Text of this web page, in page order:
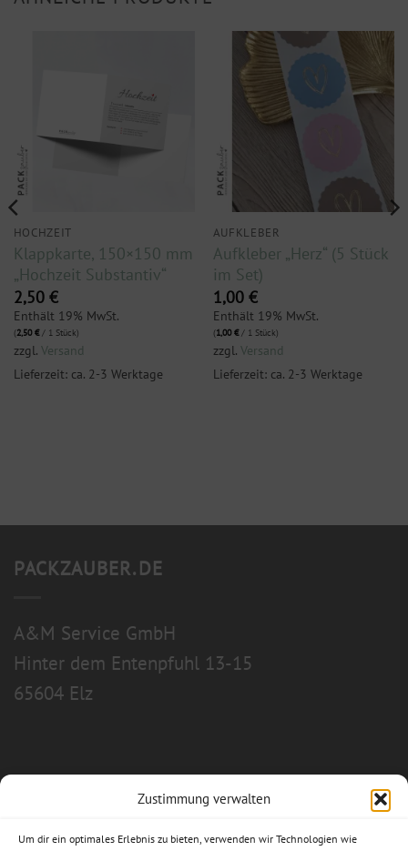
Zustimmung verwalten
Um dir ein optimales Erlebnis zu bieten, verwenden wir Technologien wie
HOCHZEIT
Klappkarte, 150×150 mm
„Hochzeit Substantiv“
2,50 €
Enthält 19% MwSt.
(2,50€/ 1 Stück)
zzgl. Versand
Lieferzeit: ca. 2-3 Werktage
AUFKLEBER
Aufkleber „Herz“ (5 Stück
im Set)
1,00 €
Enthält 19% MwSt.
(1,00€/ 1 Stück)
zzgl. Versand
Lieferzeit: ca. 2-3 Werktage
PACKZAUBER.DE
A&M Service GmbH
Hinter dem Entenpfuhl 13-15
65604 Elz
Allgemeine Geschäftsbedingungen